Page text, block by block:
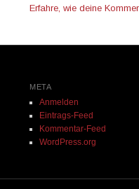
Erfahre, wie deine
META
Anmelden
Eintrags-Feed
Kommentar-Feed
WordPress.org